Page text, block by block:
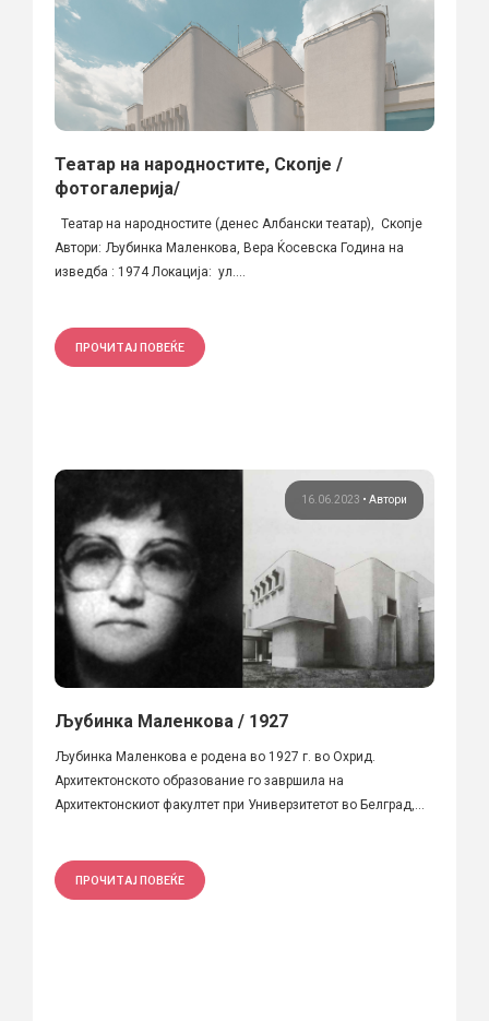
Театар на народностите, Скопје /
фотогалерија/
Театар на народностите (денес Албански театар), Скопје
Автори: Љубинка Маленкова, Вера Ќосевска Година на
изведба : 1974 Локација: ул....
ПРОЧИТАЈ ПОВЕЌЕ
16.06.2023 • Автори
Љубинка Маленкова / 1927
Љубинка Маленкова е родена во 1927 г. во Охрид.
Архитектонското образование го завршила на
Архитектонскиот факултет при Универзитетот во Белград,...
ПРОЧИТАЈ ПОВЕЌЕ